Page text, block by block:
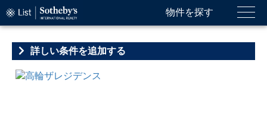
物件を探す
詳しい条件を追加する